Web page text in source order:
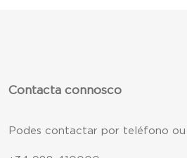
Contacta connosco
Podes contactar por teléfono ou